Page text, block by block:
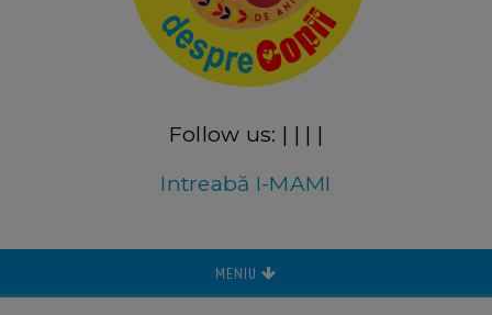
Follow us: | | | |
Intreabă I-MAMI
MENIU